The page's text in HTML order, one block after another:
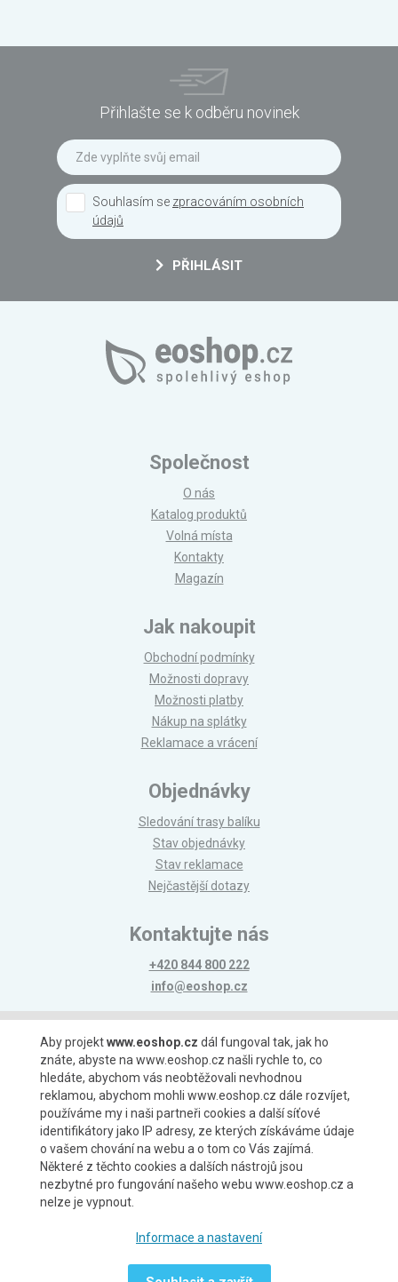
Přihlašte se k odběru novinek
Souhlasím se zpracováním osobních
údajů
PŘIHLÁSIT
Společnost
O nás
Katalog produktů
Volná místa
Kontakty
Magazín
Jak nakoupit
Obchodní podmínky
Možnosti dopravy
Možnosti platby
Nákup na splátky
Reklamace a vrácení
Objednávky
Sledování trasy balíku
Stav objednávky
Stav reklamace
Nejčastější dotazy
Kontaktujte nás
+420 844 800 222
info@eoshop.cz
Možnosti platby
Možnosti dopravy
Aby projektwww.eoshop.cz dál fungoval tak, jak ho
znáte, abyste na www.eoshop.cz našli rychle to, co
hledáte, abychom vás neobtěžovali nevhodnou
reklamou, abychom mohli www.eoshop.cz dále rozvíjet,
používáme my i naši partneři cookies a další síťové
identifikátory jako IP adresy, ze kterých získáváme údaje
o vašem chování na webu a o tom co Vás zajímá.
Některé z těchto cookies a dalších nástrojů jsou
nezbytné pro fungování našeho webu www.eoshop.cz a
nelze je vypnout.
Informace a nastavení